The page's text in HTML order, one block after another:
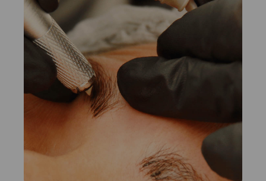
Salony
Přihlášení